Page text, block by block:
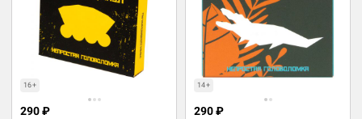
16+
290 ₽
14+
290 ₽